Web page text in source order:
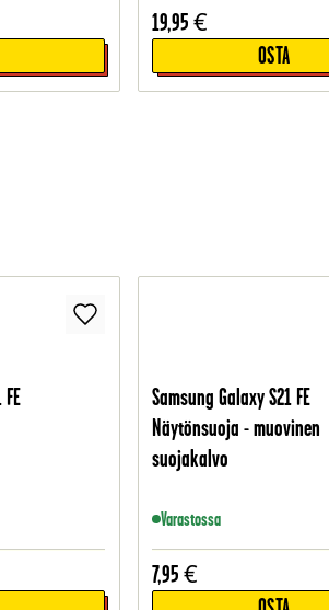
19,95 €
OSTA
Samsung Galaxy S21 FE
Näytönsuoja - muovinen
suojakalvo
Varastossa
7,95 €